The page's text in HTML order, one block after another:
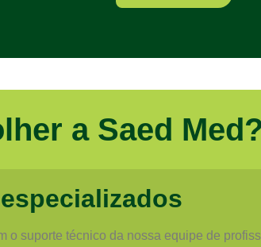
a Saed Med?
o suporte técnico da nossa equipe de